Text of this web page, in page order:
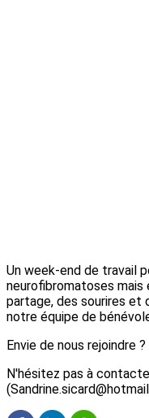
Un week-end de travail
neurofibromatoses
partage, des sourires
notre équipe de
Envie de nous rejoindre ?
N'hésitez pas à